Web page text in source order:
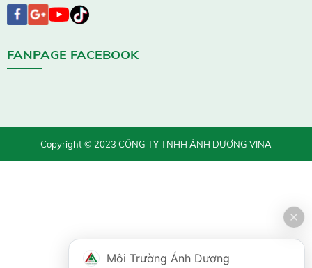
FANPAGE FACEBOOK
Copyright © 2023 CÔNG TY TNHH ÁNH DƯƠNG VINA
Môi Trường Ánh Dương